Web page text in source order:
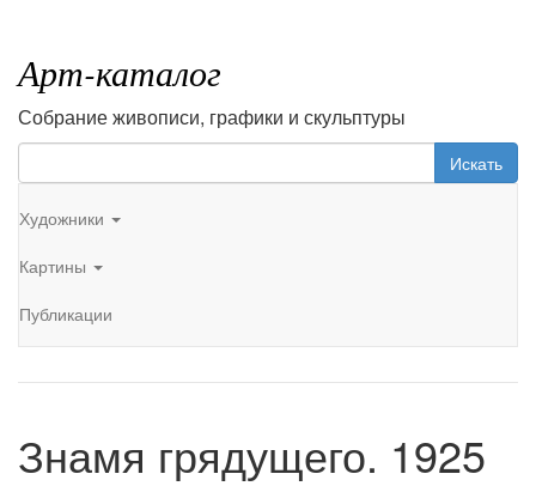
Арт-каталог
Собрание живописи, графики и скульптуры
Искать
Художники
Картины
Публикации
Знамя грядущего. 1925